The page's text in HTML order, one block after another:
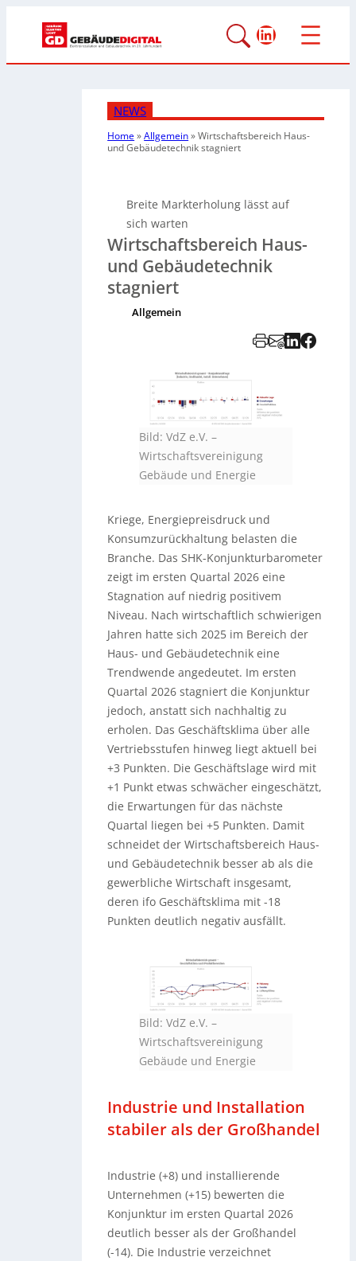
LinkedIn
NEWS
Home»Allgemein»Wirtschaftsbereich Haus-
und Gebäudetechnik stagniert
Breite Markterholung lässt auf
sich warten
Wirtschaftsbereich Haus-
und Gebäudetechnik
stagniert
Allgemein
Bild: VdZ e.V. –
Wirtschaftsvereinigung
Gebäude und Energie
Kriege, Energiepreisdruck und
Konsumzurückhaltung belasten die
Branche. Das SHK-Konjunkturbarometer
zeigt im ersten Quartal 2026 eine
Stagnation auf niedrig positivem
Niveau. Nach wirtschaftlich schwierigen
Jahren hatte sich 2025 im Bereich der
Haus- und Gebäudetechnik eine
Trendwende angedeutet. Im ersten
Quartal 2026 stagniert die Konjunktur
jedoch, anstatt sich nachhaltig zu
erholen. Das Geschäftsklima über alle
Vertriebsstufen hinweg liegt aktuell bei
+3 Punkten. Die Geschäftslage wird mit
+1 Punkt etwas schwächer eingeschätzt,
die Erwartungen für das nächste
Quartal liegen bei +5 Punkten. Damit
schneidet der Wirtschaftsbereich Haus-
und Gebäudetechnik besser ab als die
gewerbliche Wirtschaft insgesamt,
deren ifo Geschäftsklima mit -18
Punkten deutlich negativ ausfällt.
Bild: VdZ e.V. –
Wirtschaftsvereinigung
Gebäude und Energie
Industrie und Installation
stabiler als der Großhandel
Industrie (+8) und installierende
Unternehmen (+15) bewerten die
Konjunktur im ersten Quartal 2026
deutlich besser als der Großhandel
(-14). Die Industrie verzeichnet